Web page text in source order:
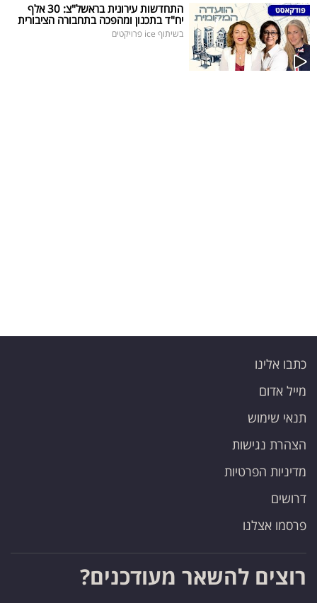
שיתופי
פעולה
אחרינו:
התחדשות עירונית בראשל"צ: 30 אלף
יח"ד בתכנון ומהפכה בתחבורה הציבורית
בשיתוף ice פרויקטים
כתבו אלינו
מייל אדום
תנאי שימוש
הצהרת נגישות
מדיניות הפרטיות
דרושים
פרסמו אצלנו
רוצים להשאר מעודכנים?